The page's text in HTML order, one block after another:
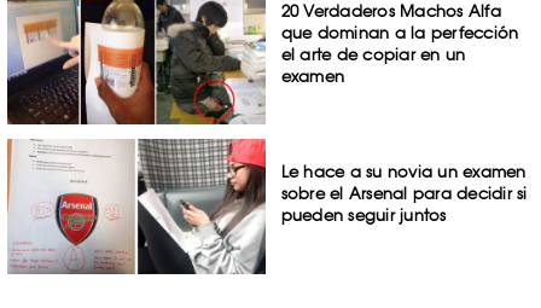
20 Verdaderos Machos Alfa
que dominan a la perfección
el arte de copiar en un
examen
Le hace a su novia un examen
sobre el Arsenal para decidir si
pueden seguir juntos